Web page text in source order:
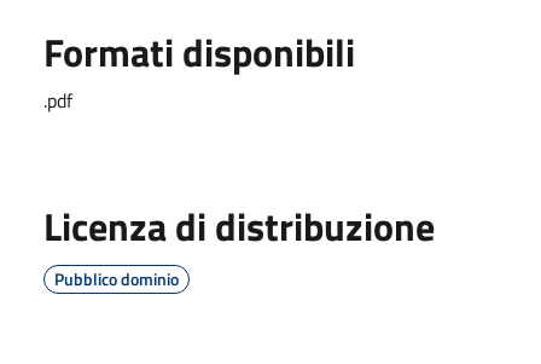
Formati disponibili
.pdf
Licenza di distribuzione
Pubblico dominio